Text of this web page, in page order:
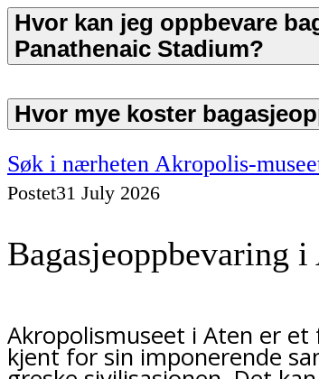
Hvor kan jeg oppbevare
Panathenaic Stadium?
Hvor mye koster
Søk i nærheten Akropolis-
Postet31 July 2026
Bagasjeoppbevaring
Akropolismuseet i Aten er
kjent for sin imponerende